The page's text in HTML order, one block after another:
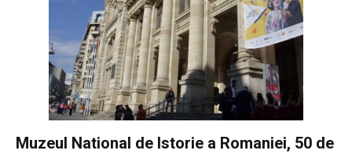
Muzeul National de Istorie a Romaniei, 50 de